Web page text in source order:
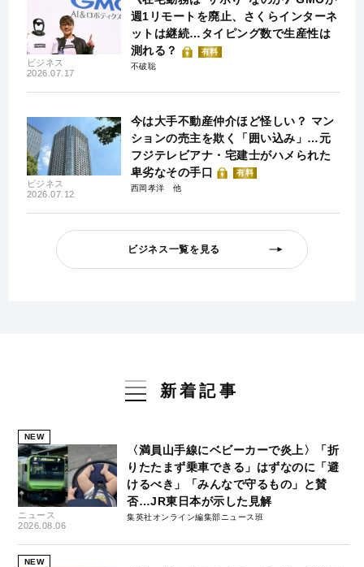
ビジネス
2026.07.17
週1リモートを廃止、さくらインターネ
ットは継続…タイピング数で生産性は
測れる？
有料
不破聡
ビジネス
2026.07.12
今は大手不動産仲介ほど怪しい？ マン
ションの売主を欺く「囲い込み」…元
フジテレビアナ・宅建士がハメられた
卑劣なその手口
有料
西岡孝洋
ビジネス一覧を見る
新着記事
NEW
ニュース
2026.08.06
〈満員山手線にベビーカーで炎上〉「折
りたたまず乗車できる」はずなのに「避
けるべき」「みんなで守るもの」と賛
否…JR東日本が示した見解
集英社オンライン編集部ニュース班
NEW